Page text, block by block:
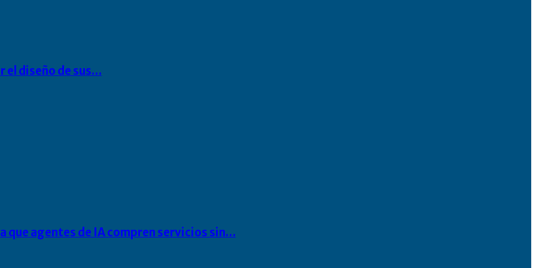
el diseño de sus…
agentes de IA compren servicios sin…